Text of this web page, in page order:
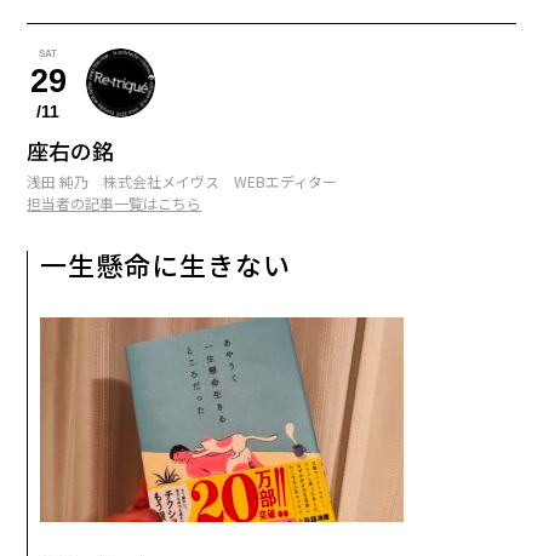
09 SEP
暮らしてみたい国
シェアしたいスマホアプリ
最後の晩餐
11 NOV
鞄の中身
冬のおすすめアイテム
絶対に譲れないこと
SAT
29
/11
座右の銘
浅田 純乃 株式会社メイヴス WEBエディター
担当者の記事一覧はこちら
一生懸命に生きない